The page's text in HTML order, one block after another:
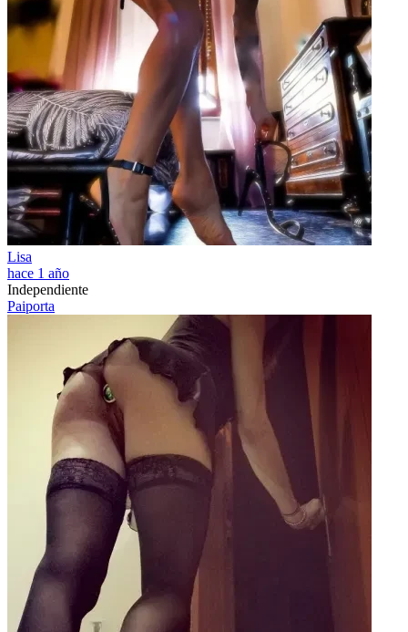
Lisa
hace 1 año
Independiente
Paiporta